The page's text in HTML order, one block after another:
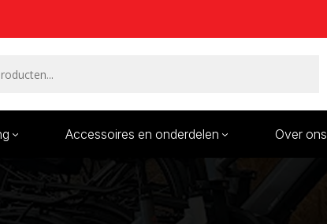
Accessoires en onderdelen
Onderdelen/Reparatie
Over ons